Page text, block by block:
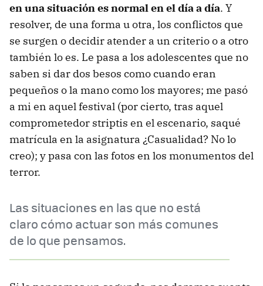
en una situación es normal en el día a día. Y
resolver, de una forma u otra, los conflictos que
se surgen o decidir atender a un criterio o a otro
también lo es. Le pasa a los adolescentes que no
saben si dar dos besos como cuando eran
pequeños o la mano como los mayores; me pasó
a mi en aquel festival (por cierto, tras aquel
comprometedor striptis en el escenario, saqué
matrícula en la asignatura ¿Casualidad? No lo
creo); y pasa con las fotos en los monumentos del
terror.
Las situaciones en las que no está
claro cómo actuar son más comunes
de lo que pensamos.